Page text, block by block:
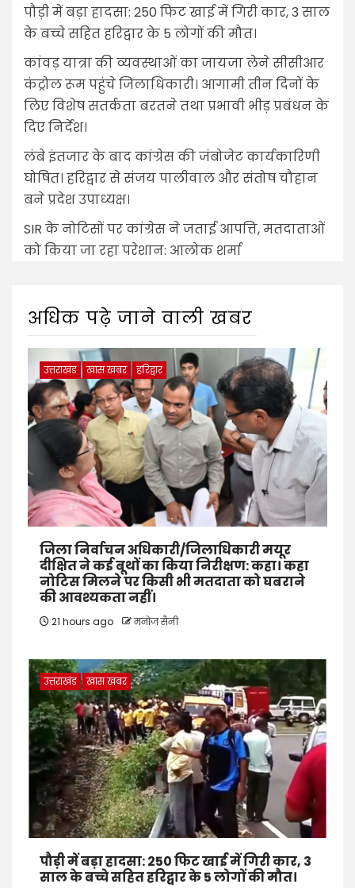
पौड़ी में बड़ा हादसा: 250 फिट खाई में गिरी कार, 3 साल
के बच्चे सहित हरिद्वार के 5 लोगों की मौत।
कांवड़ यात्रा की व्यवस्थाओं का जायजा लेने सीसीआर
कंट्रोल रूम पहुंचे जिलाधिकारी। आगामी तीन दिनों के
लिए विशेष सतर्कता बरतने तथा प्रभावी भीड़ प्रबंधन के
दिए निर्देश।
लंबे इंतजार के बाद कांग्रेस की जंबोजेट कार्यकारिणी
घोषित। हरिद्वार से संजय पालीवाल और संतोष चौहान
बने प्रदेश उपाध्यक्ष।
SIR के नोटिसों पर कांग्रेस ने जताई आपत्ति, मतदाताओं
को किया जा रहा परेशान: आलोक शर्मा
अधिक पढ़े जाने वाली खबर
उत्तराखंड खास खबर हरिद्वार
जिला निर्वाचन अधिकारी/जिलाधिकारी मयूर
दीक्षित ने कई बूथों का किया निरीक्षण: कहा। कहा
नोटिस मिलने पर किसी भी मतदाता को घबराने
की आवश्यकता नहीं।
21 hours ago मनोज सैनी
उत्तराखंड खास खबर
पौड़ी में बड़ा हादसा: 250 फिट खाई में गिरी कार, 3
साल के बच्चे सहित हरिद्वार के 5 लोगों की मौत।